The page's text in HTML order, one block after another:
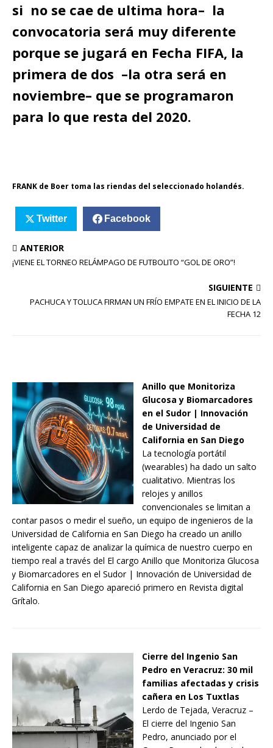
si no se cae de ultima hora– la
convocatoria será muy diferente
porque se jugará en Fecha FIFA, la
primera de dos –la otra será en
noviembre– que se programaron
para lo que resta del 2020.
FRANK de Boer toma las riendas del seleccionado holandés.
Twitter Facebook
ANTERIOR
¡VIENE EL TORNEO RELÁMPAGO DE FUTBOLITO “GOL DE ORO”!
SIGUIENTE
PACHUCA Y TOLUCA FIRMAN UN FRÍO EMPATE EN EL INICIO DE LA
FECHA 12
Anillo que Monitoriza
Glucosa y Biomarcadores
en el Sudor | Innovación
de Universidad de
California en San Diego
La tecnología portátil
(wearables) ha dado un salto
cualitativo. Mientras los
relojes y anillos
convencionales se limitan a
contar pasos o medir el sueño, un equipo de ingenieros de la
Universidad de California en San Diego ha creado un anillo
inteligente capaz de analizar la química de nuestro cuerpo en
tiempo real a través del El cargo Anillo que Monitoriza Glucosa
y Biomarcadores en el Sudor | Innovación de Universidad de
California en San Diego apareció primero en Revista digital
Grítalo.
Cierre del Ingenio San
Pedro en Veracruz: 30 mil
familias afectadas y crisis
cañera en Los Tuxtlas
Lerdo de Tejada, Veracruz –
El cierre del Ingenio San
Pedro, anunciado por el